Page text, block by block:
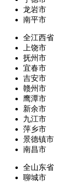
龙岩市
南平市
全江西省
上饶市
抚州市
宜春市
吉安市
赣州市
鹰潭市
新余市
九江市
萍乡市
景德镇市
南昌市
全山东省
聊城市